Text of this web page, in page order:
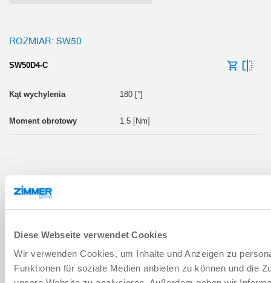
Diese Webseite verwendet Cookies
Wir verwenden Cookies, um Inhalte und Anzeigen zu
Funktionen für soziale Medien anbieten zu können und die
ROZMIAR: SW50
SW50D4-C
180 [°]
1.5 [Nm]
ROZMIAR: SW74
5.5 [Nm]